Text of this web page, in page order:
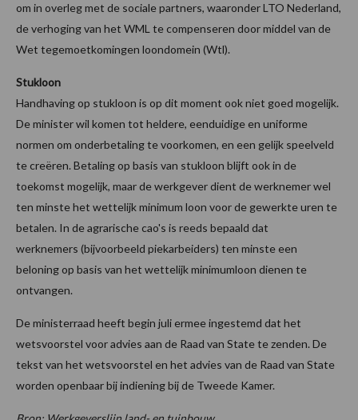
om in overleg met de sociale partners, waaronder LTO Nederland,
de verhoging van het WML te compenseren door middel van de
Wet tegemoetkomingen loondomein (Wtl).
Stukloon
Handhaving op stukloon is op dit moment ook niet goed mogelijk.
De minister wil komen tot heldere, eenduidige en uniforme
normen om onderbetaling te voorkomen, en een gelijk speelveld
te creëren. Betaling op basis van stukloon blijft ook in de
toekomst mogelijk, maar de werkgever dient de werknemer wel
ten minste het wettelijk minimum loon voor de gewerkte uren te
betalen. In de agrarische cao's is reeds bepaald dat
werknemers (bijvoorbeeld piekarbeiders) ten minste een
beloning op basis van het wettelijk minimumloon dienen te
ontvangen.
De ministerraad heeft begin juli ermee ingestemd dat het
wetsvoorstel voor advies aan de Raad van State te zenden. De
tekst van het wetsvoorstel en het advies van de Raad van State
worden openbaar bij indiening bij de Tweede Kamer.